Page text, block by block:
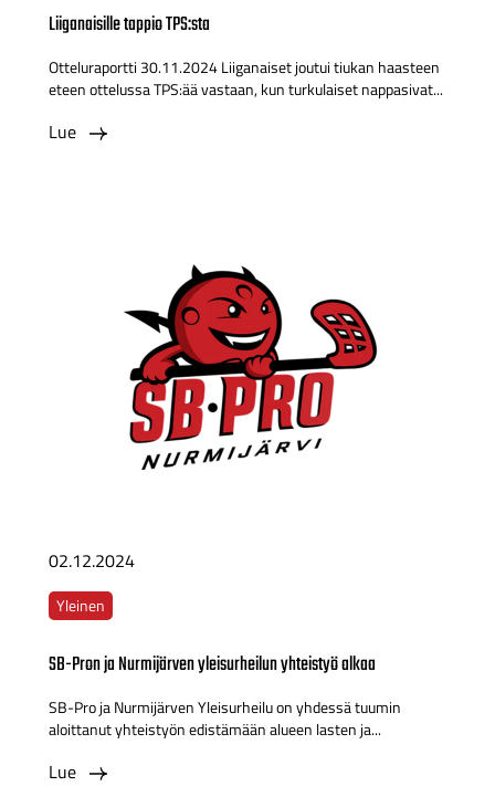
Liiganaisille tappio TPS:sta
Otteluraportti 30.11.2024 Liiganaiset joutui tiukan haasteen
eteen ottelussa TPS:ää vastaan, kun turkulaiset nappasivat...
Lue
02.12.2024
Yleinen
SB-Pron ja Nurmijärven yleisurheilun yhteistyö alkaa
SB-Pro ja Nurmijärven Yleisurheilu on yhdessä tuumin
aloittanut yhteistyön edistämään alueen lasten ja...
Lue